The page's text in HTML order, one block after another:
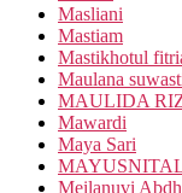
Masliani
Mastiam
Mastikhotul
Maulana
MAULIDA
Mawardi
Maya Sari
Meilanuvi